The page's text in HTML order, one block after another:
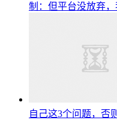
制：但平台没放弃，
自己这3个问题，否